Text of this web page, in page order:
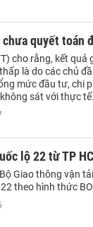
quyết toán
cho rằng, kết quả
là do các chủ
mức đầu tư, chi
sát với thực tế.
lộ 22 từ TP
Giao thông vận
theo hình thức